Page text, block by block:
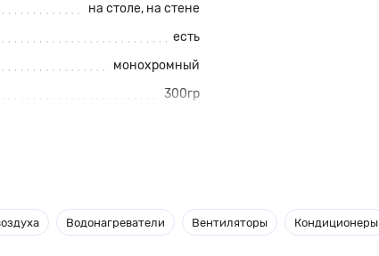
на столе, на стене
есть
монохромный
300гр
о микроклимате
которые позволяют
но и за ее пределами. Внешний
Водонагреватели Вентиляторы Кондиционеры